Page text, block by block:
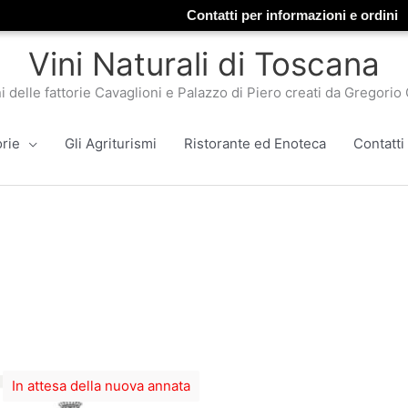
Contatti per informazioni e ordini
Vini Naturali di Toscana
delle fattorie Cavaglioni e Palazzo di Piero creati da Gregorio
Gli Agriturismi Ristorante ed Enoteca Contatti
In attesa della nuova annata